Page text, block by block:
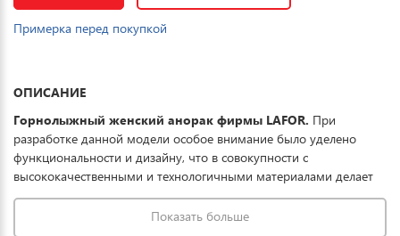
Примерка перед покупкой
ОПИСАНИЕ
Горнолыжный женский анорак фирмы LAFOR. При
разработке данной модели особое внимание было уделено
функциональности и дизайну, что в совокупности с
высококачественными и технологичными материалами делает
данную куртку отличным выбором для комфортного отдыха в
горах и на прогулке. Ткань обработана водоотталкивающей
пропиткой снаружи и антибактериальной -
Показать больше